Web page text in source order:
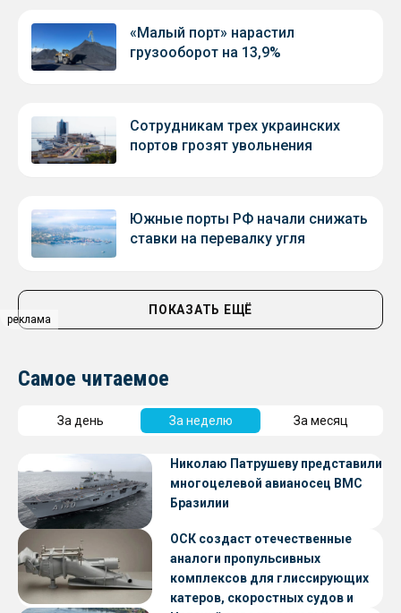
реклама
«Малый порт» нарастил
грузооборот на 13,9%
Сотрудникам трех украинских
портов грозят увольнения
Южные порты РФ начали снижать
ставки на перевалку угля
ПОКАЗАТЬ ЕЩЁ
Самое читаемое
За день За неделю За месяц
Николаю Патрушеву представили
многоцелевой авианосец ВМС
Бразилии
ОСК создаст отечественные
аналоги пропульсивных
комплексов для глиссирующих
катеров, скоростных судов и